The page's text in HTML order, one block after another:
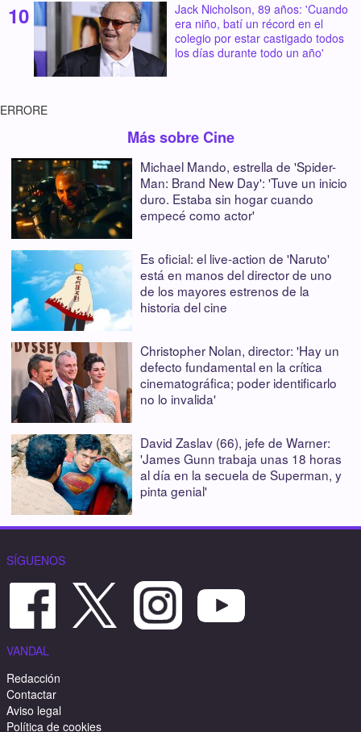
Jack Nicholson, 89 años: 'Cuando
era niño, batí un récord en el
colegio por estar castigado todos
los días durante todo un año'
ERRORE
Más sobre Cine
Michael Mando, estrella de 'Spider-
Man: Brand New Day': 'Tuve un inicio
duro. Estaba sin hogar cuando
empecé como actor'
Es oficial: el live-action de 'Naruto'
está en manos del director de uno
de los mayores estrenos de la
historia del cine
Christopher Nolan, director: 'Hay un
defecto fundamental en la crítica
cinematográfica; poder identificarlo
no lo invalida'
David Zaslav (66), jefe de Warner:
'James Gunn trabaja unas 18 horas
al día en la secuela de Superman, y
pinta genial'
SÍGUENOS
VANDAL
Redacción
Contactar
Aviso legal
Política de cookies